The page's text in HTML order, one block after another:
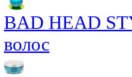
BAD HEAD
волос